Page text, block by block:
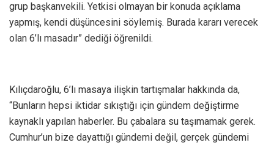
grup başkanvekili. Yetkisi olmayan bir konuda açıklama
yapmış, kendi düşüncesini söylemiş. Burada kararı verecek
olan 6’lı masadır” dediği öğrenildi.
Kılıçdaroğlu, 6’lı masaya ilişkin tartışmalar hakkında da,
“Bunların hepsi iktidar sıkıştığı için gündem değiştirme
kaynaklı yapılan haberler. Bu çabalara su taşımamak gerek.
Cumhur’un bize dayattığı gündemi değil, gerçek gündemi